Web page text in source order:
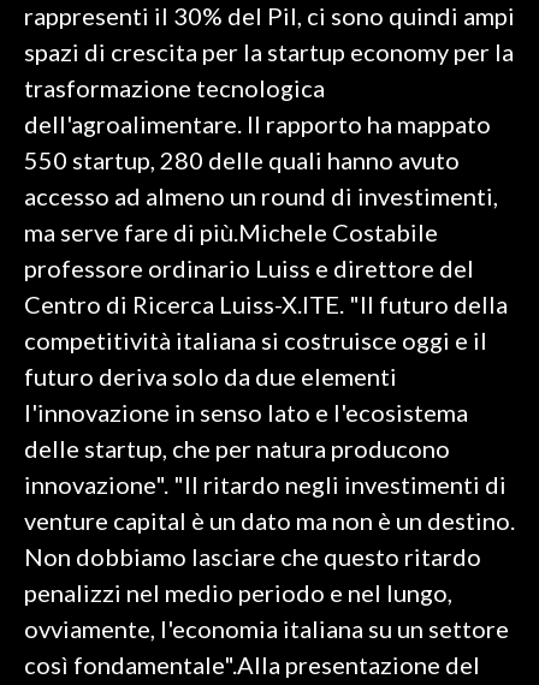
rappresenti il 30% del Pil, ci sono quindi ampi
spazi di crescita per la startup economy per la
trasformazione tecnologica
dell'agroalimentare. Il rapporto ha mappato
550 startup, 280 delle quali hanno avuto
accesso ad almeno un round di investimenti,
ma serve fare di più.Michele Costabile
professore ordinario Luiss e direttore del
Centro di Ricerca Luiss-X.ITE. "Il futuro della
competitività italiana si costruisce oggi e il
futuro deriva solo da due elementi
l'innovazione in senso lato e l'ecosistema
delle startup, che per natura producono
innovazione". "Il ritardo negli investimenti di
venture capital è un dato ma non è un destino.
Non dobbiamo lasciare che questo ritardo
penalizzi nel medio periodo e nel lungo,
ovviamente, l'economia italiana su un settore
così fondamentale".Alla presentazione del